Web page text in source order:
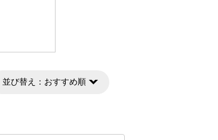
並び替え： おすすめ順